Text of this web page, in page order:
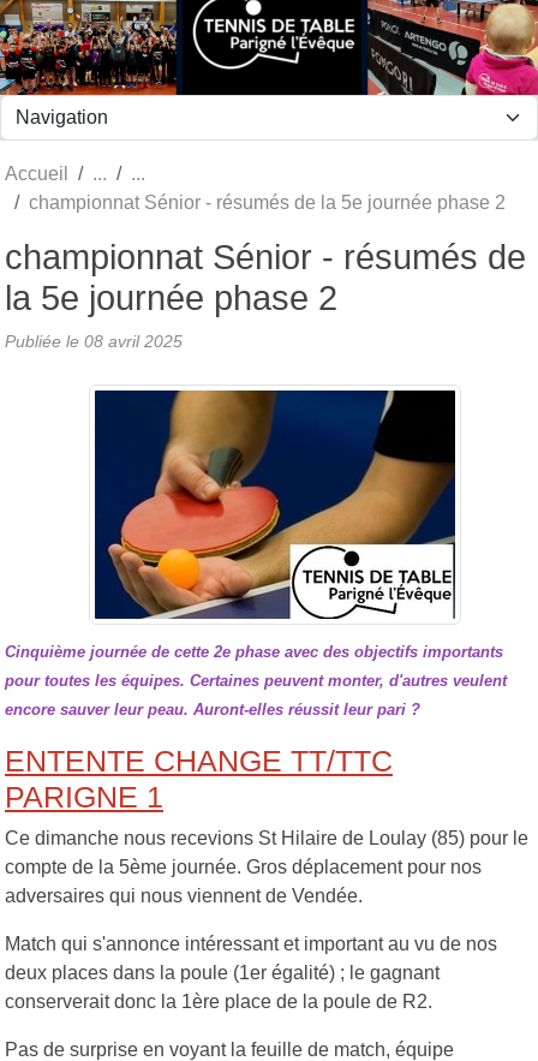
Accueil
championnat Sénior - résumés de la 5e journée phase 2
championnat Sénior - résumés de
la 5e journée phase 2
Publiée le 08 avril 2025
Cinquième journée de cette 2e phase avec des objectifs importants
pour toutes les équipes. Certaines peuvent monter, d'autres veulent
encore sauver leur peau. Auront-elles réussit leur pari ?
ENTENTE CHANGE TT/TTC
PARIGNE 1
Ce dimanche nous recevions St Hilaire de Loulay (85) pour le
compte de la 5ème journée. Gros déplacement pour nos
adversaires qui nous viennent de Vendée.
Match qui s'annonce intéressant et important au vu de nos
deux places dans la poule (1er égalité) ; le gagnant
conserverait donc la 1ère place de la poule de R2.
Pas de surprise en voyant la feuille de match, équipe
Panneau de gestion des cookies